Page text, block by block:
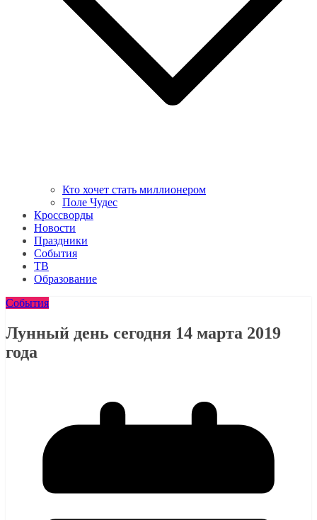
Кто хочет стать миллионером
Поле Чудес
Кроссворды
Новости
Праздники
События
ТВ
Образование
События
Лунный день сегодня 14 марта 2019
года